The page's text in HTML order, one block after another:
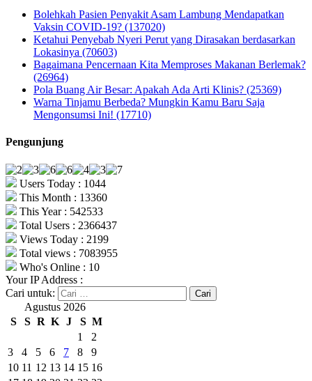
Bolehkah Pasien Penyakit Asam Lambung Mendapatkan
Vaksin COVID-19? (137020)
Ketahui Penyebab Nyeri Perut yang Dirasakan berdasarkan
Lokasinya (70603)
Bagaimana Pencernaan Kita Memproses Makanan Berlemak?
(26964)
Pola Buang Air Besar: Apakah Ada Arti Klinis? (25369)
Warna Tinjamu Berbeda? Mungkin Kamu Baru Saja
Mengonsumsi Ini! (17710)
Pengunjung
Users Today : 1044
This Month : 13360
This Year : 542533
Total Users : 2366437
Views Today : 2199
Total views : 7083955
Who's Online : 10
Your IP Address :
Cari untuk:
Agustus 2026
S
S R K J S M
1
2
3
4 5 6 7 8
9
10 11 12 13 14 15 16